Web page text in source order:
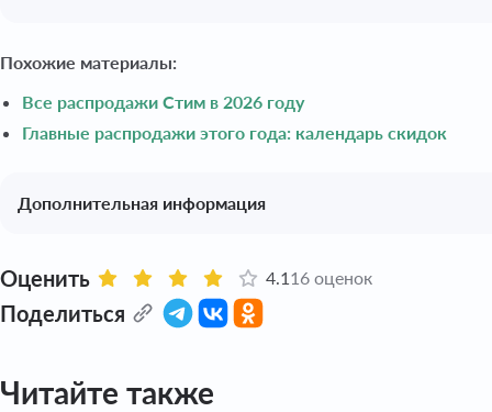
Похожие материалы:
Все распродажи Стим в 2026 году
Главные распродажи этого года: календарь скидок
Дополнительная информация
Оценить 4.1 16 оценок
Поделиться
Читайте также